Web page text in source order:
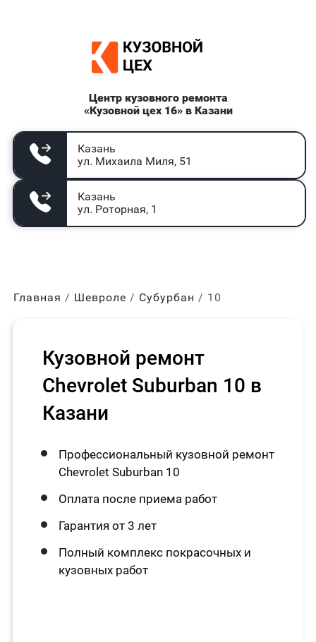
Центр кузовного ремонта
«Кузовной цех 16» в Казани
Казань
ул. Михаила Миля, 51
Казань
ул. Роторная, 1
Главная Шевроле Субурбан 10
Кузовной ремонт
Chevrolet Suburban 10 в
Казани
Профессиональный кузовной ремонт
Chevrolet Suburban 10
Оплата после приема работ
Гарантия от 3 лет
Полный комплекс покрасочных и
кузовных работ